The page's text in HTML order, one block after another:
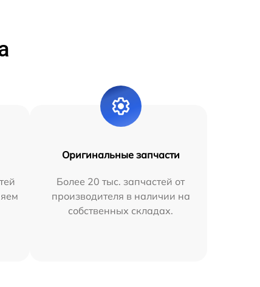
Оригинальные запчасти
Более 20 тыс. запчастей от
производителя в наличии на
собственных складах.